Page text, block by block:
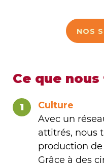
NOS
Ce que
1
Culture
Avec un
attitrés, nous
production
Grâce à des